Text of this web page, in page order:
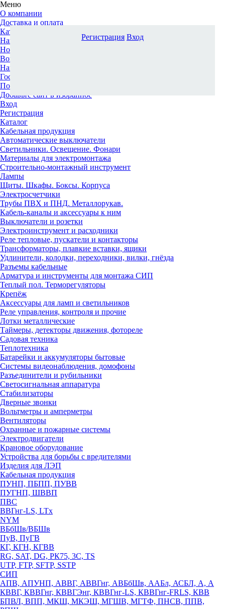
Меню
О компании
Доставка и оплата
Каталог
Наши офисы
Новости и новинки
Вопрос-ответ
Наша команда
Гос. заказчикам
Поставщикам
Добавьте сайт в избранное
Вход
Регистрация
Каталог
Кабельная продукция
Автоматические выключатели
Светильники. Освещение. Фонари
Материалы для электромонтажа
Строительно-монтажный инструмент
Лампы
Щиты. Шкафы. Боксы. Корпуса
Электросчетчики
Трубы ПВХ и ПНД. Металлорукав.
Кабель-каналы и аксессуары к ним
Выключатели и розетки
Электроинструмент и расходники
Реле тепловые, пускатели и контакторы
Трансформаторы, плавкие вставки, ящики
Удлинители, колодки, переходники, вилки, гнёзда
Разъемы кабельные
Арматура и инструменты для монтажа СИП
Теплый пол. Терморегуляторы
Крепёж
Аксессуары для ламп и светильников
Реле управления, контроля и прочие
Лотки металлические
Таймеры, детекторы движения, фотореле
Садовая техника
Теплотехника
Батарейки и аккумуляторы бытовые
Системы видеонаблюдения, домофоны
Разъединители и рубильники
Светосигнальная аппаратура
Стабилизаторы
Дверные звонки
Вольтметры и амперметры
Вентиляторы
Охранные и пожарные системы
Электродвигатели
Крановое оборудование
Устройства для борьбы с вредителями
Изделия для ЛЭП
Кабельная продукция
ПУНП, ПБПП, ПУВВ
ПУГНП, ШВВП
ПВС
ВВГнг-LS, LTx
NYM
ВБбШв/ВБШв
ПуВ, ПуГВ
КГ, КГН, КГВВ
RG, SAT, DG, РК75, 3С, TS
UTP, FTP, SFTP, SSTP
СИП
АПВ, АПУНП, АВВГ, АВВГнг, АВБбШв, ААБл, АСБЛ, А, А
КВВГ, КВВГнг, КВВГЭнг, КВВГнг-LS, КВВГнг-FRLS, КВВ
БПВЛ, ВПП, МКШ, МКЭШ, МГШВ, МГТФ, ПНСВ, ППВ,
Регистрация Вход